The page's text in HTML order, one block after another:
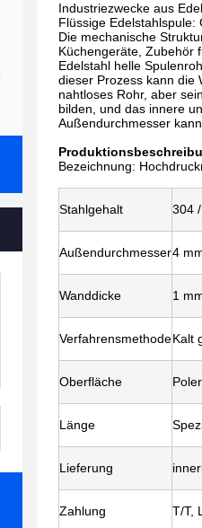
Industriezwecke aus
Flüssige Edelstahlspule:
Die mechanische
Küchengeräte, Zubehör
Edelstahl helle
dieser Prozess kann die
nahtloses Rohr, aber
bilden, und das innere
Außendurchmesser
Bezeichnung:
Stahlgehalt 304
Außendurchmesser4
Wanddicke 1
VerfahrensmethodeKalt
Oberfläche
Länge
Lieferung
Zahlung T/T,